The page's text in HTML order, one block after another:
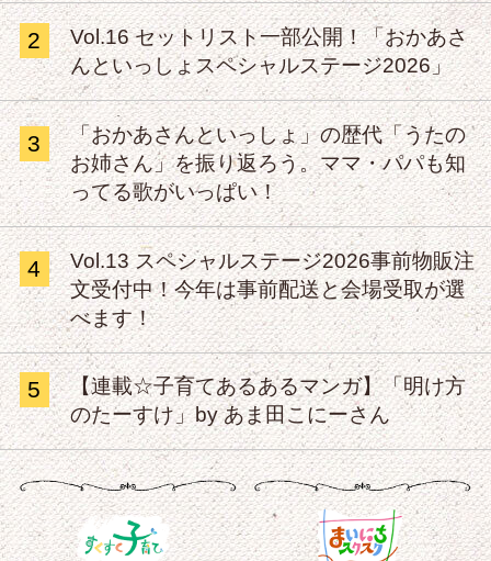
2
Vol.16 セットリスト一部公開！「おかあさ
んといっしょスペシャルステージ2026」
3
「おかあさんといっしょ」の歴代「うたの
お姉さん」を振り返ろう。ママ・パパも知
ってる歌がいっぱい！
4
Vol.13 スペシャルステージ2026事前物販注
文受付中！今年は事前配送と会場受取が選
べます！
5
【連載☆子育てあるあるマンガ】「明け方
のたーすけ」by あま田こにーさん